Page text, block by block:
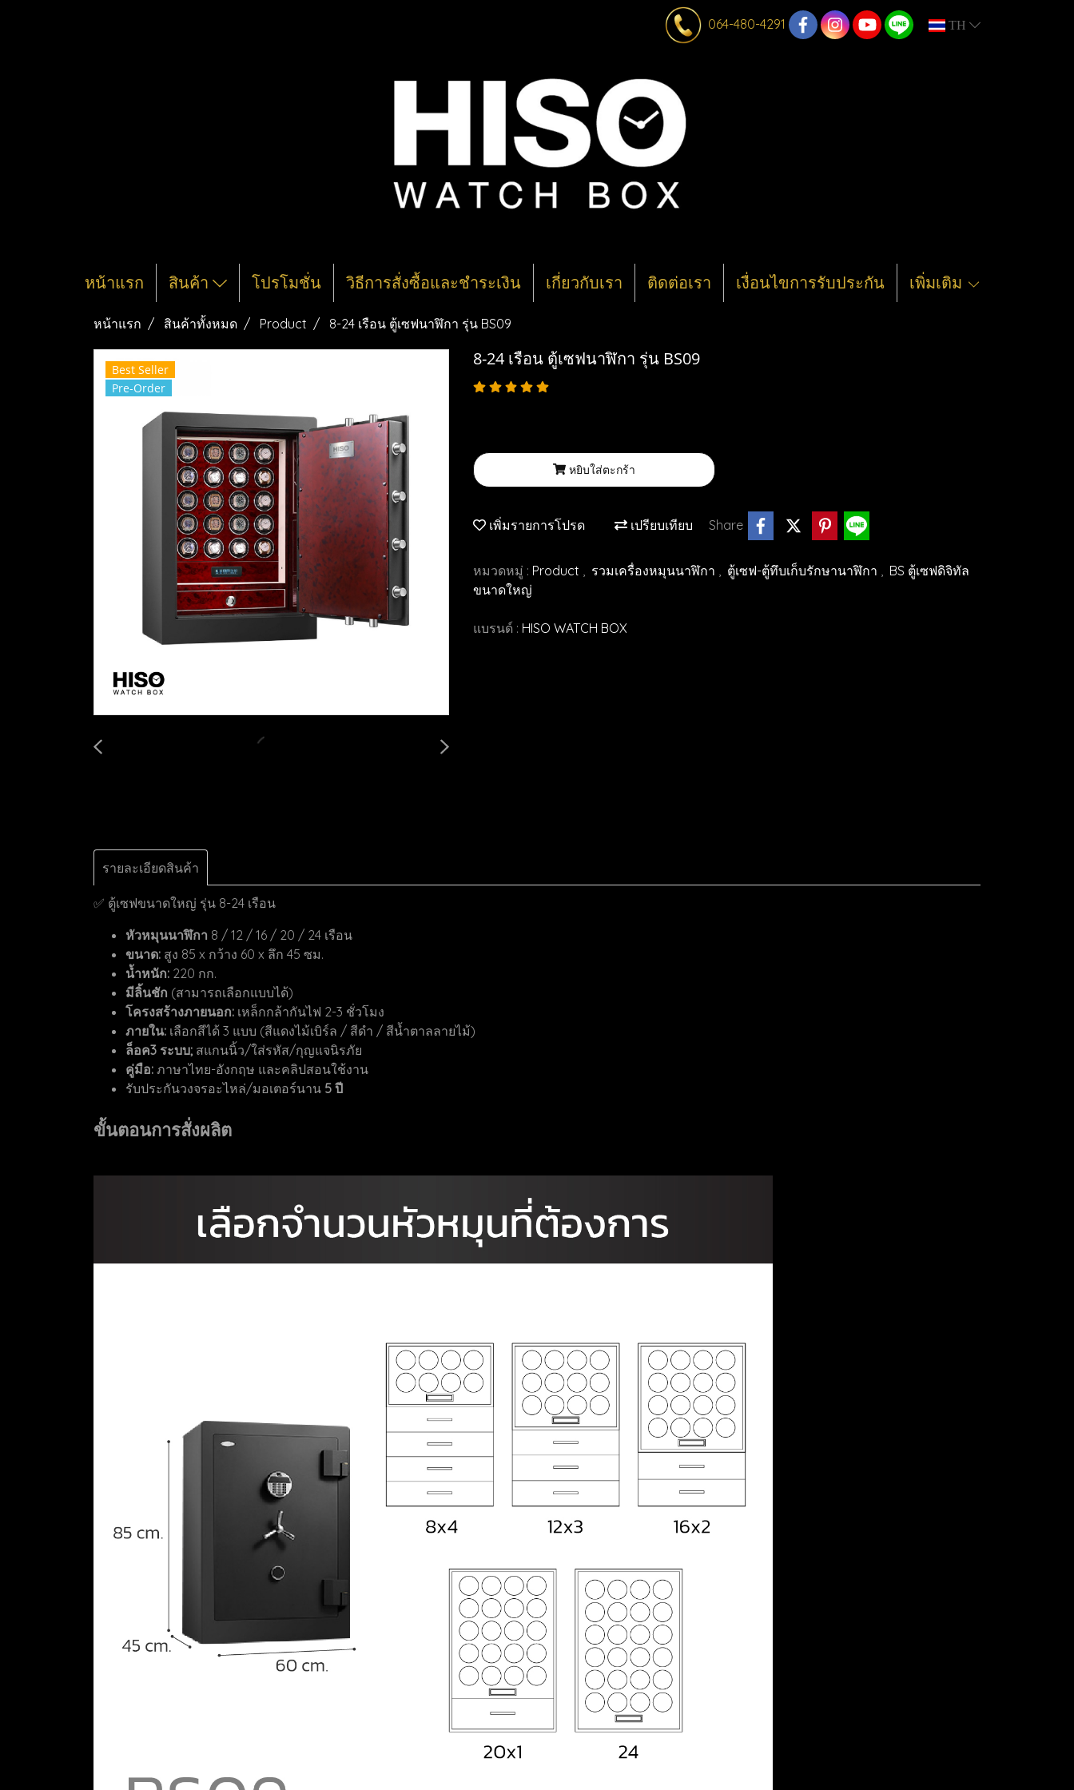
064-480-4291 TH
หน้าแรก สินค้า โปรโมชั่น วิธีการสั่งซื้อและชำระเงิน เกี่ยวกับเรา ติดต่อเรา เงื่อนไขการรับประกัน เพิ่มเติม
หน้าแรก สินค้าทั้งหมด Product 8-24 เรือน ตู้เซฟนาฬิกา รุ่น BS09
Best Seller
Pre-Order
8-24 เรือน ตู้เซฟนาฬิกา รุ่น BS09
หยิบใส่ตะกร้า
เพิ่มรายการโปรด เปรียบเทียบ Share
หมวดหมู่ : Product รวมเครื่องหมุนนาฬิกา ตู้เซฟ-ตู้ทึบเก็บรักษานาฬิกา
BS ตู้เซฟดิจิทัล
ขนาดใหญ่
แบรนด์ : HISO WATCH BOX
รายละเอียดสินค้า
✅ ตู้เซฟขนาดใหญ่ รุ่น 8-24 เรือน
หัวหมุนนาฬิกา 8 / 12 / 16 / 20 / 24 เรือน
ขนาด: สูง 85 x กว้าง 60 x ลึก 45 ซม.
น้ำหนัก: 220 กก.
มีลิ้นชัก (สามารถเลือกแบบได้)
โครงสร้างภายนอก: เหล็กกล้ากันไฟ 2-3 ชั่วโมง
ภายใน: เลือกสีได้ 3 แบบ (สีแดงไม้เบิร์ล / สีดำ / สีน้ำตาลลายไม้)
ล็อค3 ระบบ; สแกนนิ้ว/ใส่รหัส/กุญแจนิรภัย
คู่มือ: ภาษาไทย-อังกฤษ และคลิปสอนใช้งาน
รับประกันวงจรอะไหล่/มอเตอร์นาน 5 ปี
ขั้นตอนการสั่งผลิต